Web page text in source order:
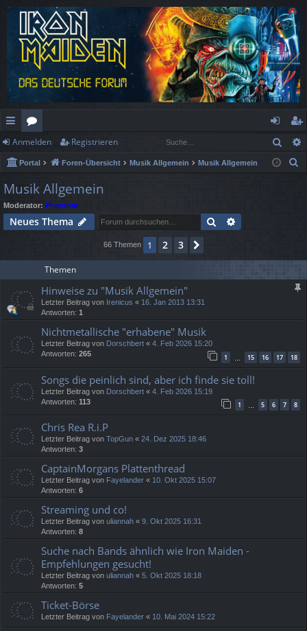
ch
ne
llz
ug
rif
or
en
n
m
eg
ist
Anmelden Registrieren
Portal Foren-Übersicht Musik Allgemein Musik Allgemein
Musik Allgemein
Moderator: Phantom
Neues Thema Suche
66 Themen 1 2 3
Themen
Hinweise zu "Musik Allgemein"
Letzter Beitrag von Irenicus « 16. Jan 2013 13:31
Antworten: 1
Nichtmetallische "erhabene" Musik
Letzter Beitrag von Dorschbert « 4. Feb 2026 15:20
Antworten: 265 1 15 16 17 18
Songs die peinlich sind, aber ich finde sie toll!
Letzter Beitrag von Dorschbert « 4. Feb 2026 15:19
Antworten: 113 1 5 6 7 8
Chris Rea R.i.P
Letzter Beitrag von TopGun « 24. Dez 2025 18:46
Antworten: 3
CaptainMorgans Plattenthread
Letzter Beitrag von Fayelander « 10. Okt 2025 15:07
Antworten: 6
Streaming und co!
Letzter Beitrag von uliannah « 9. Okt 2025 16:31
Antworten: 8
Suche nach Bands ähnlich wie Iron Maiden -
Empfehlungen gesucht!
Letzter Beitrag von uliannah « 5. Okt 2025 18:18
Antworten: 5
Ticket-Börse
Letzter Beitrag von Fayelander « 10. Mai 2024 15:22